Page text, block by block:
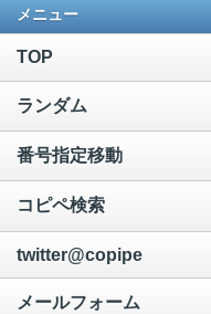
メニュー
TOP
ランダム
番号指定移動
コピペ検索
twitter@copipe
メールフォーム